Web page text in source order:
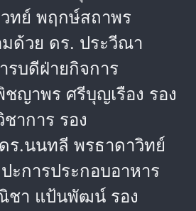
ทย์ พฤกษ์สถาพร
ด้วย ดร. ประวีณา
รบดีฝ่ายกิจการ
ญาพร ศรีบุญเรือง รอง
าการ รอง
ร.นนทลี พรธาดาวิทย์
การประกอบอาหาร
ชา แป้นพัฒน์ รอง